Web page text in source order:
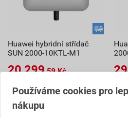
Huawei hybridní střídač
SUN 2000-10KTL-M1
20 299,59Kč
V centrálním skladu
Můžete mít 11. 8. v prodejně
V
Používáme cookies pro
nákupu